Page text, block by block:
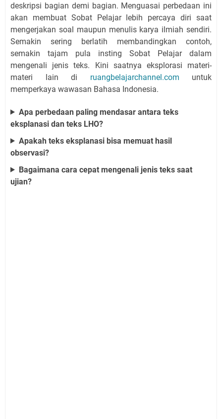
deskripsi bagian demi bagian. Menguasai perbedaan ini
akan membuat Sobat Pelajar lebih percaya diri saat
mengerjakan soal maupun menulis karya ilmiah sendiri.
Semakin sering berlatih membandingkan contoh,
semakin tajam pula insting Sobat Pelajar dalam
mengenali jenis teks. Kini saatnya eksplorasi materi-
materi lain di ruangbelajarchannel.com untuk
memperkaya wawasan Bahasa Indonesia.
Apa perbedaan paling mendasar antara teks
eksplanasi dan teks LHO?
Apakah teks eksplanasi bisa memuat hasil
observasi?
Bagaimana cara cepat mengenali jenis teks saat
ujian?